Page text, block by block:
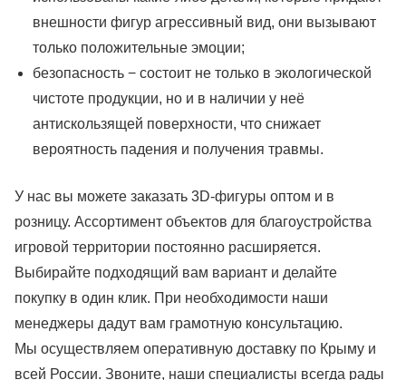
внешности фигур агрессивный вид, они вызывают
только положительные эмоции;
безопасность − состоит не только в экологической
чистоте продукции, но и в наличии у неё
антискользящей поверхности, что снижает
вероятность падения и получения травмы.
У нас вы можете заказать 3D-фигуры оптом и в
розницу. Ассортимент объектов для благоустройства
игровой территории постоянно расширяется.
Выбирайте подходящий вам вариант и делайте
покупку в один клик. При необходимости наши
менеджеры дадут вам грамотную консультацию.
Мы осуществляем оперативную доставку по Крыму и
всей России. Звоните, наши специалисты всегда рады